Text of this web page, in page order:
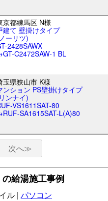
京都練馬区 N様
建て 壁掛けタイプ
ーリツ)
2428SAWX
C2472SAW-1 BL
玉県狭山市 K様
ンション PS壁掛けタイプ
ンナイ)
VS1611SAT-80
SA1615SAT-L(A)80
次へ≫
の給湯施工事例
ル | パソコン